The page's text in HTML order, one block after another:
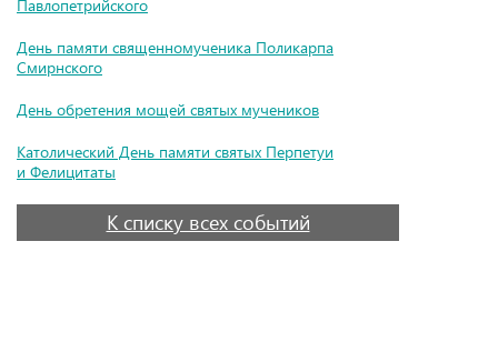
Павлопетрийского
День памяти священномученика Поликарпа
Смирнского
День обретения мощей святых мучеников
Католический День памяти святых Перпетуи
и Фелицитаты
К списку всех событий